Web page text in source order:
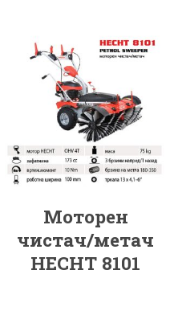
Моторен
чистач/метач
HECHT 8101